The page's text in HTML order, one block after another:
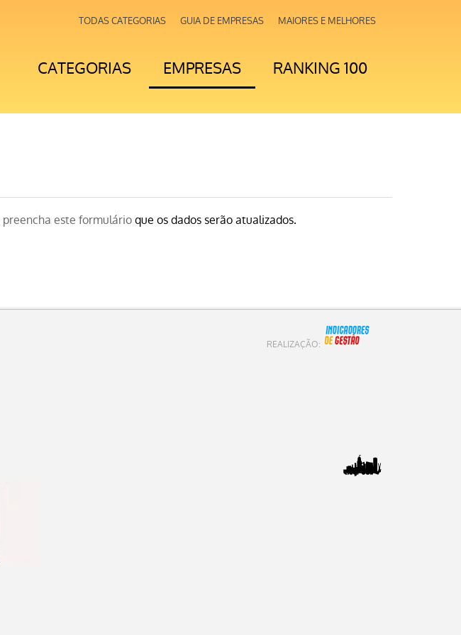
TODAS CATEGORIAS GUIA DE EMPRESAS MAIORES E MELHORES
CATEGORIAS EMPRESAS RANKING 100
preencha este formulárioque os dados serão atualizados.
REALIZAÇÃO: